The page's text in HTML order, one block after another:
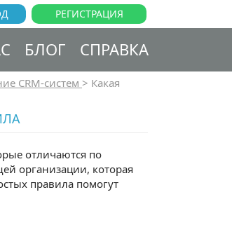
РЕГИСТРАЦИЯ
БЛОГ СПРАВКА
CRM-систем > Какая
отличаются по
организации, которая
правила помогут